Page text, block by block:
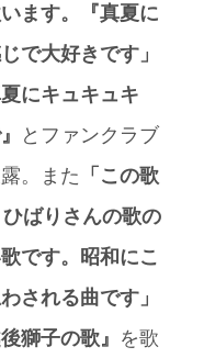
ます。『真夏に
で大好きです」
にキュキュキ
とファンクラブ
。また 「この歌
ばりさんの歌の
です。昭和にこ
される曲です」
後獅子の歌』 を歌